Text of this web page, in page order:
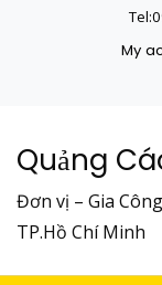
My
Quảng
Đơn vị – Gia
TP.Hồ Chí Minh